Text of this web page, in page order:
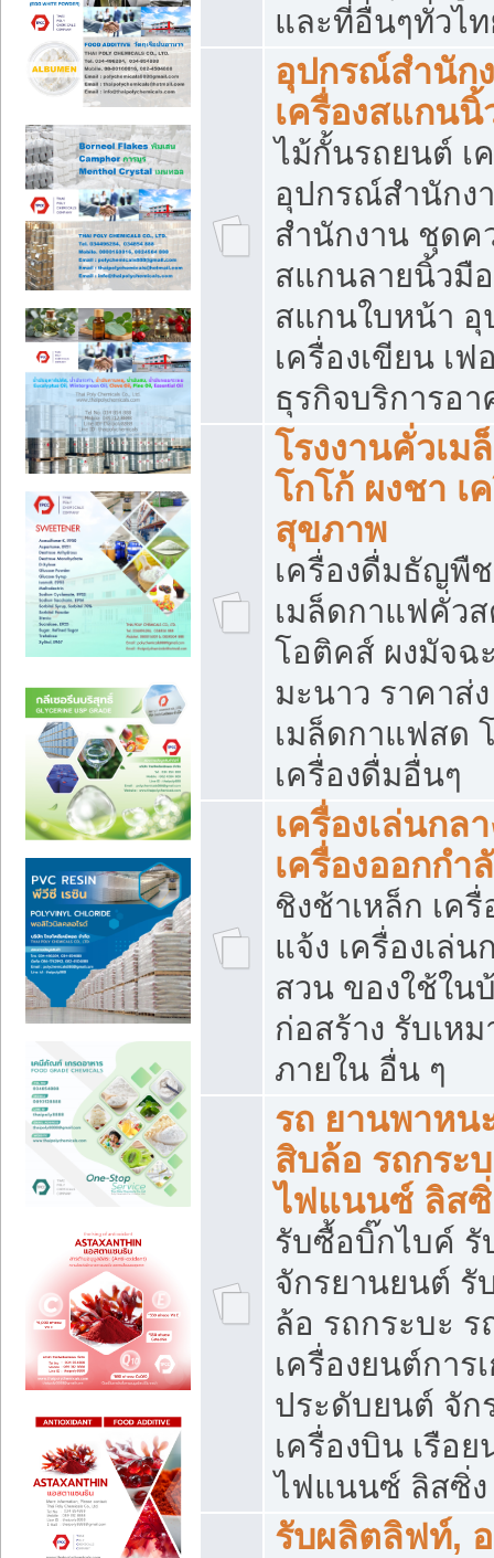
และที่อื่นๆทั่วไ
อุปกรณ์สำนัก
เครื่องสแกนนิ้
ไม้กั้นรถยนต์ เ
อุปกรณ์สำนักง
สำนักงาน ชุดค
สแกนลายนิ้วมื
สแกนใบหน้า
เครื่องเขียน เ
ธุรกิจบริการอ
โรงงานคั่วเม
โกโก้ ผงชา เ
สุขภาพ
เครื่องดื่มธัญพื
เมล็ดกาแฟคั่ว
โอติคส์ ผงมัจฉ
มะนาว ราคาส่
เมล็ดกาแฟสด
เครื่องดื่มอื่นๆ
เครื่องเล่นกล
เครื่องออกกำ
ชิงช้าเหล็ก เค
แจ้ง เครื่องเล่น
สวน ของใช้ใน
ก่อสร้าง รับเห
ภายใน อื่น ๆ
รถ ยานพาหน
สิบล้อ รถกระ
ไฟแนนซ์ ลิส
รับซื้อบิ๊กไบค์
จักรยานยนต์ รั
ล้อ รถกระบะ
เครื่องยนต์การ
ประดับยนต์ จัก
เครื่องบิน เรือ
ไฟแนนซ์ ลิสซิ่ง
รับผลิตลิฟท์,